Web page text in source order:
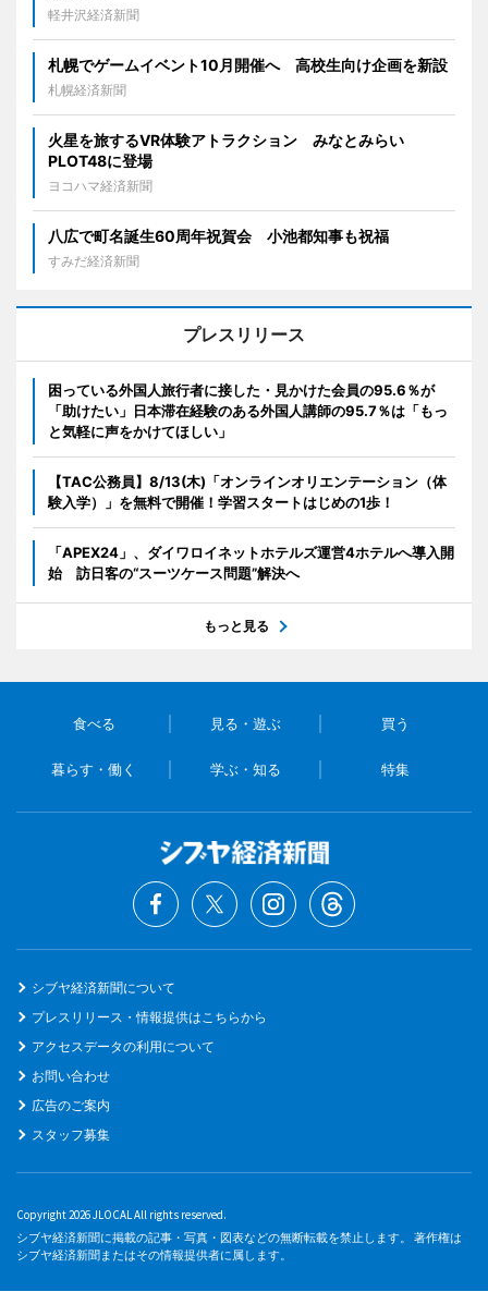
軽井沢経済新聞
札幌でゲームイベント10月開催へ 高校生向け企画を新設
札幌経済新聞
火星を旅するVR体験アトラクション みなとみらい
PLOT48に登場
ヨコハマ経済新聞
八広で町名誕生60周年祝賀会 小池都知事も祝福
すみだ経済新聞
プレスリリース
困っている外国人旅行者に接した・見かけた会員の95.6％が
「助けたい」日本滞在経験のある外国人講師の95.7％は「もっ
と気軽に声をかけてほしい」
【TAC公務員】8/13(木)「オンラインオリエンテーション（体
験入学）」を無料で開催！学習スタートはじめの1歩！
「APEX24」、ダイワロイネットホテルズ運営4ホテルへ導入開
始 訪日客の“スーツケース問題”解決へ
もっと見る
食べる 見る・遊ぶ 買う
暮らす・働く 学ぶ・知る 特集
シブヤ経済新聞について
プレスリリース・情報提供はこちらから
アクセスデータの利用について
お問い合わせ
広告のご案内
スタッフ募集
Copyright 2026 JLOCAL All rights reserved.
シブヤ経済新聞に掲載の記事・写真・図表などの無断転載を禁止します。 著作権は
シブヤ経済新聞またはその情報提供者に属します。